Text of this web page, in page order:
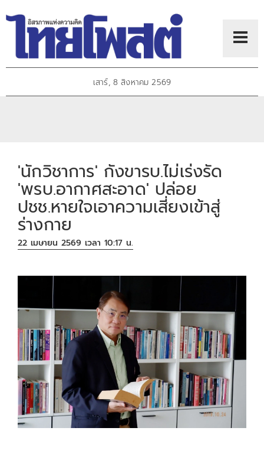
เสาร์, 8 สิงหาคม 2569
'นักวิชาการ' กังขารบ.ไม่เร่งรัด
'พรบ.อากาศสะอาด' ปล่อย
ปชช.หายใจเอาความเสี่ยงเข้าสู่
ร่างกาย
22 เมษายน 2569 เวลา 10:17 น.